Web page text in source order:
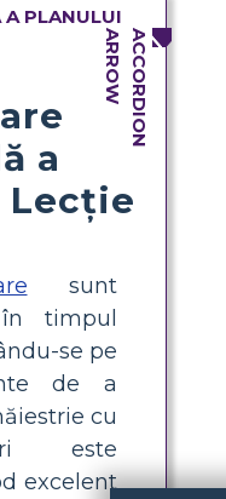
A PLANULUI
a
Lecție
sunt
timpul
se pe
de a
cu
este
excelent